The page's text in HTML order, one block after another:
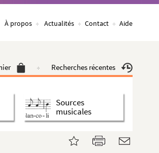
À propos Actualités Contact Aide
Recherches récentes
Sources
musicales